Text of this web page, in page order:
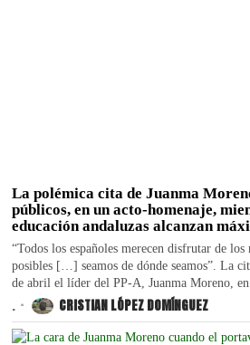
La polémica cita de Juanma
públicos, en un acto-homenaje,
educación andaluzas alcanzan
“Todos los españoles merecen disfrutar de
posibles […] seamos de dónde seamos”. La
de abril el líder del PP-A, Juanma Moreno, en
. CRISTIAN LÓPEZ DOMÍNGUEZ